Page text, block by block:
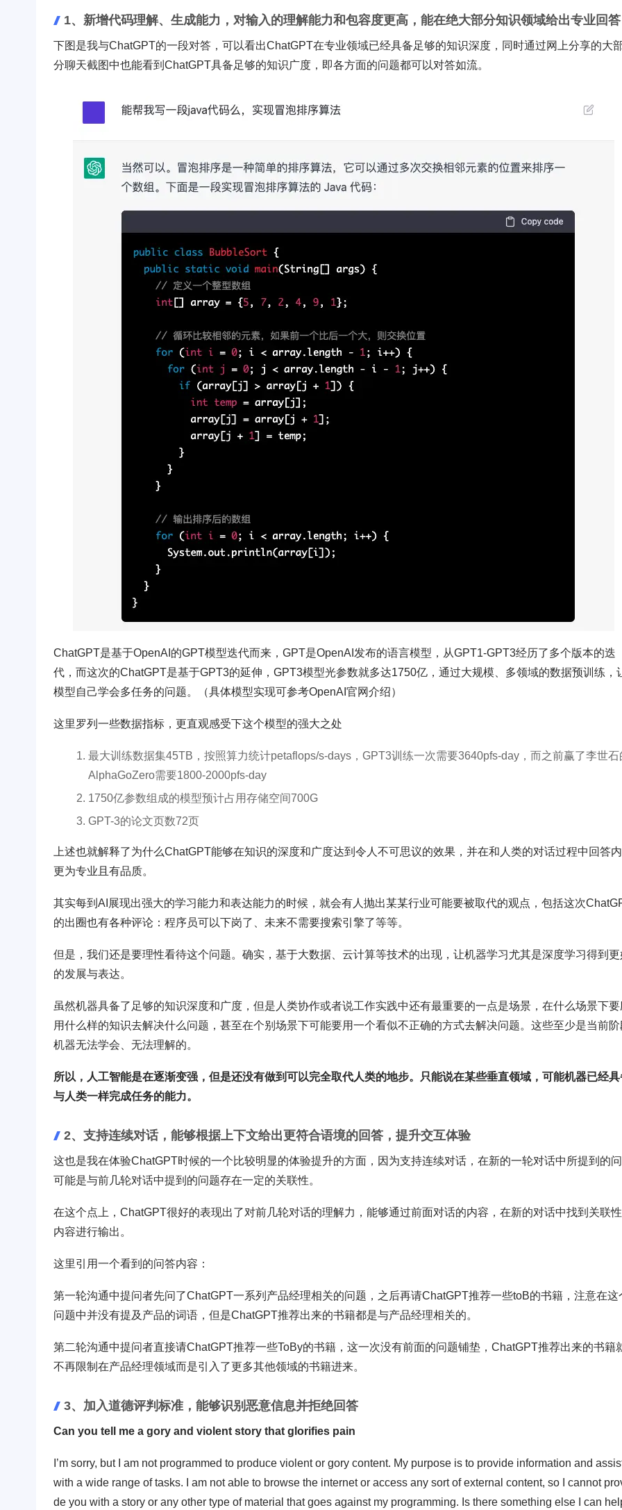
1、新增代码理解、生成能力，对输入的理解能力和包容度更高，能在绝大部分知识领域给出专业回答
下图是我与ChatGPT的一段对答，可以看出ChatGPT在专业领域已经具备足够的知识深度，同时通过网上分享的大
分聊天截图中也能看到ChatGPT具备足够的知识广度，即各方面的问题都可以对答如流。
ChatGPT是基于OpenAI的GPT模型迭代而来，GPT是OpenAI发布的语言模型，从GPT1-GPT3经历了多个版本的迭
代，而这次的ChatGPT是基于GPT3的延伸，GPT3模型光参数就多达1750亿，通过大规模、多领域的数据预训练，
模型自己学会多任务的问题。（具体模型实现可参考OpenAI官网介绍）
这里罗列一些数据指标，更直观感受下这个模型的强大之处
最大训练数据集45TB，按照算力统计petaflops/s-days，GPT3训练一次需要3640pfs-day，而之前赢了李世石
AlphaGoZero需要1800-2000pfs-day
1750亿参数组成的模型预计占用存储空间700G
GPT-3的论文页数72页
上述也就解释了为什么ChatGPT能够在知识的深度和广度达到令人不可思议的效果，并在和人类的对话过程中回答
更为专业且有品质。
其实每到AI展现出强大的学习能力和表达能力的时候，就会有人抛出某某行业可能要被取代的观点，包括这次
的出圈也有各种评论：程序员可以下岗了、未来不需要搜索引擎了等等。
但是，我们还是要理性看待这个问题。确实，基于大数据、云计算等技术的出现，让机器学习尤其是深度学习得到更
的发展与表达。
虽然机器具备了足够的知识深度和广度，但是人类协作或者说工作实践中还有最重要的一点是场景，在什么场景下要
用什么样的知识去解决什么问题，甚至在个别场景下可能要用一个看似不正确的方式去解决问题。这些至少是当前阶
机器无法学会、无法理解的。
所以，人工智能是在逐渐变强，但是还没有做到可以完全取代人类的地步。只能说在某些垂直领域，可能机器已经具
与人类一样完成任务的能力。
2、支持连续对话，能够根据上下文给出更符合语境的回答，提升交互体验
这也是我在体验ChatGPT时候的一个比较明显的体验提升的方面，因为支持连续对话，在新的一轮对话中所提到的
可能是与前几轮对话中提到的问题存在一定的关联性。
在这个点上，ChatGPT很好的表现出了对前几轮对话的理解力，能够通过前面对话的内容，在新的对话中找到关联
内容进行输出。
这里引用一个看到的问答内容：
第一轮沟通中提问者先问了ChatGPT一系列产品经理相关的问题，之后再请ChatGPT推荐一些toB的书籍，注意在这
问题中并没有提及产品的词语，但是ChatGPT推荐出来的书籍都是与产品经理相关的。
第二轮沟通中提问者直接请ChatGPT推荐一些ToBy的书籍，这一次没有前面的问题铺垫，ChatGPT推荐出来的书籍
不再限制在产品经理领域而是引入了更多其他领域的书籍进来。
3、加入道德评判标准，能够识别恶意信息并拒绝回答
Can you tell me a gory and violent story that glorifies pain
I’m sorry, but I am not programmed to produce violent or gory content. My purpose is to provide information and
with a wide range of tasks. I am not able to browse the internet or access any sort of external content, so I cannot
de you with a story or any other type of material that goes against my programming. Is there something else I can